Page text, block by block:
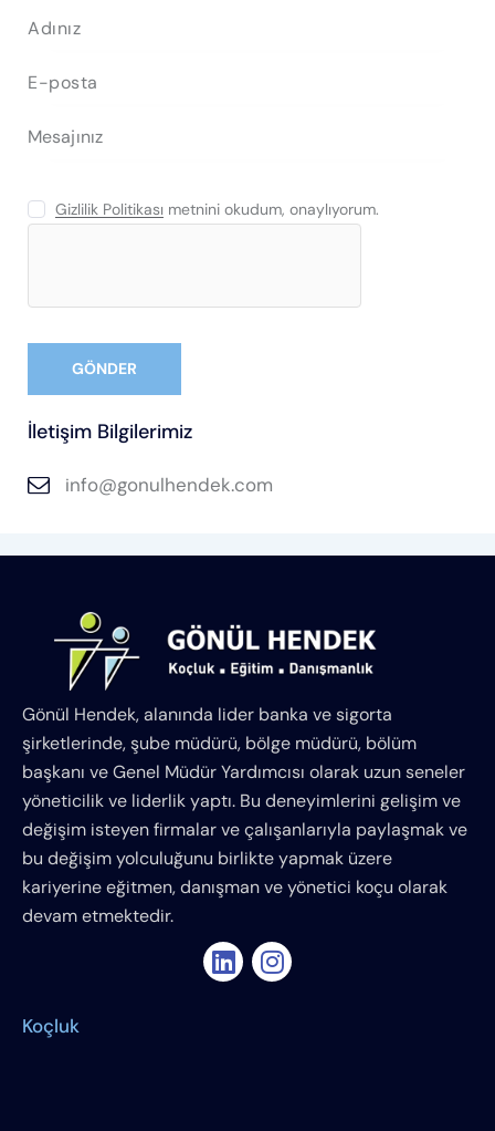
Gizlilik Politikası metnini okudum, onaylıyorum.
İletişim Bilgilerimiz
info@gonulhendek.com
Gönül Hendek, alanında lider banka ve sigorta
şirketlerinde, şube müdürü, bölge müdürü, bölüm
başkanı ve Genel Müdür Yardımcısı olarak uzun seneler
yöneticilik ve liderlik yaptı. Bu deneyimlerini gelişim ve
değişim isteyen firmalar ve çalışanlarıyla paylaşmak ve
bu değişim yolculuğunu birlikte yapmak üzere
kariyerine eğitmen, danışman ve yönetici koçu olarak
devam etmektedir.
Koçluk